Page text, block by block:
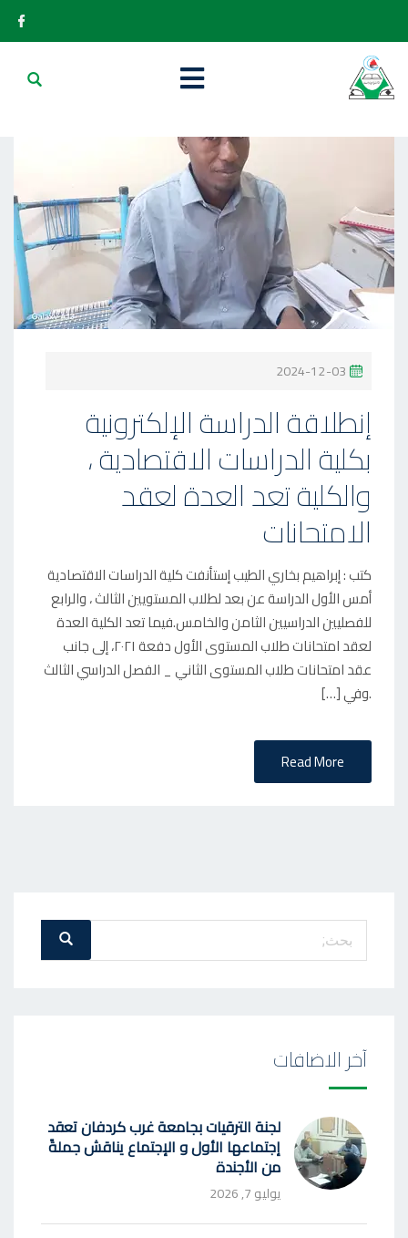
P
S
T
E
D
O
N
2024-12-03
إنطلاقة الدراسة الإلكترونية
بكلية الدراسات الاقتصادية ،
والكلية تعد العدة لعقد
الامتحانات
كتب : إبراهيم بخاري الطيب إستأنفت كلية الدراسات الاقتصادية
أمس الأول الدراسة عن بعد لطلاب المستويين الثالث ، والرابع
للفصليين الدراسيين الثامن والخامس.فيما تعد الكلية العدة
لعقد امتحانات طلاب المستوى الأول دفعة ٢٠٢١، إلى جانب
عقد امتحانات طلاب المستوى الثاني _ الفصل الدراسي الثالث
.وفي […]
Read More
بحث
عن
بحث
آخر الاضافات
لجنة الترقيات بجامعة غرب كردفان تعقد
إجتماعها الأول و الإجتماع يناقش جملةً
من الأجندة
يوليو 7, 2026